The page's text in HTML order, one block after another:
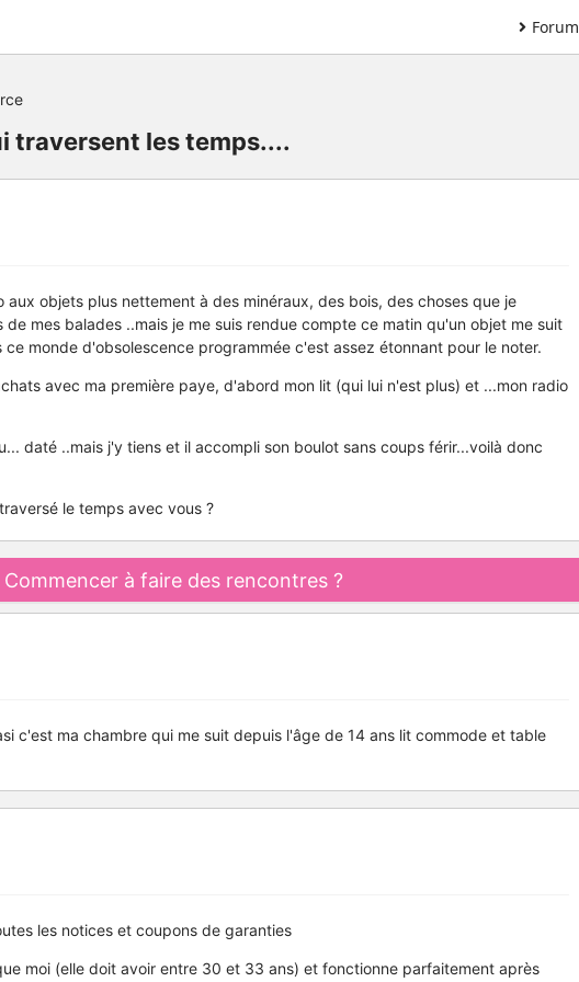
Forum
traversent les temps....
aux objets plus nettement à des minéraux, des bois, des choses que je
de mes balades ..mais je me suis rendue compte ce matin qu'un objet me suit
monde d'obsolescence programmée c'est assez étonnant pour le noter.
avec ma première paye, d'abord mon lit (qui lui n'est plus) et ...mon radio
daté ..mais j'y tiens et il accompli son boulot sans coups férir...voilà donc
le temps avec vous ?
Commencer à faire des rencontres ?
c'est ma chambre qui me suit depuis l'âge de 14 ans lit commode et table
les notices et coupons de garanties
moi (elle doit avoir entre 30 et 33 ans) et fonctionne parfaitement après